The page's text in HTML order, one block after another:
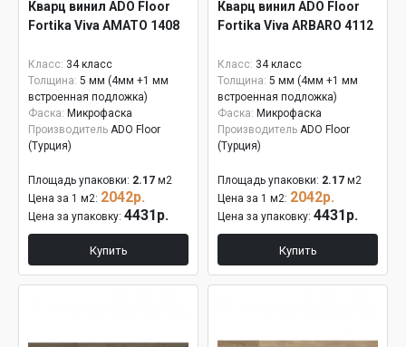
Кварц винил ADO Floor
Fortika Viva AMATO 1408
Класс: 34 класс
Толщина: 5 мм (4мм +1 мм
встроенная подложка)
Фаска: Микрофаска
Производитель ADO Floor
(Турция)
Площадь упаковки: 2.17 м2
Цена за 1 м2: 2042р.
Цена за упаковку: 4431р.
Купить
Кварц винил ADO Floor
Fortika Viva ARBARO 4112
Класс: 34 класс
Толщина: 5 мм (4мм +1 мм
встроенная подложка)
Фаска: Микрофаска
Производитель ADO Floor
(Турция)
Площадь упаковки: 2.17 м2
Цена за 1 м2: 2042р.
Цена за упаковку: 4431р.
Купить